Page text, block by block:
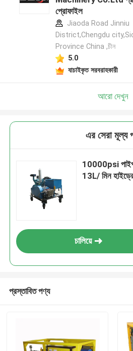
প্রোফাইল
Jiaoda Road Jinniu
District,Chengdu
Province China ,চীন
5.0
যাচাইকৃত সরবরাহকারী
আরো দেখুন
এর সেরা মূল্য
10000psi পাইপ
13L/ মিন হাইড্রো
চালিয়ে
প্রস্তাবিত পণ্য